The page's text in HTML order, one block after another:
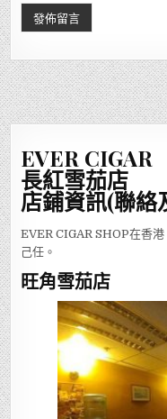
EVER CIGAR
長紅雪茄店
店鋪資訊(聯絡
EVER CIGAR SHOP在香
己任。
旺角雪茄店